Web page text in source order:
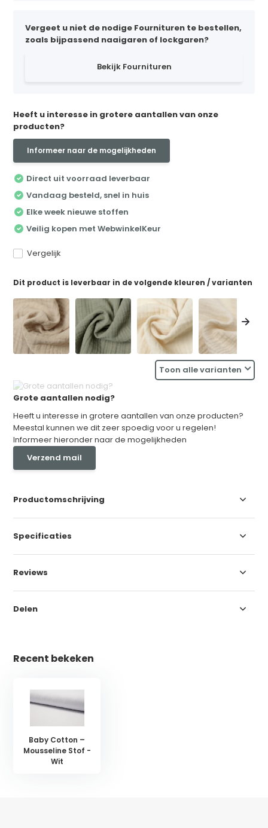
Vergeet u niet de nodige Fournituren te bestellen,
zoals bijpassend naaigaren of lockgaren?
Bekijk Fournituren
Heeft u interesse in grotere aantallen van onze
producten?
Informeer naar de mogelijkheden
Direct uit voorraad leverbaar
Vandaag besteld, snel in huis
Elke week nieuwe stoffen
Veilig kopen met WebwinkelKeur
Vergelijk
Dit product is leverbaar in de volgende kleuren / varianten
Toon alle varianten
Grote aantallen nodig?
Heeft u interesse in grotere aantallen van onze producten?
Meestal kunnen we dit zeer spoedig voor u regelen!
Informeer hieronder naar de mogelijkheden
Verzend mail
Productomschrijving
Specificaties
Reviews
Delen
Recent bekeken
Baby Cotton –
Mousseline Stof -
Wit